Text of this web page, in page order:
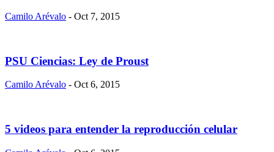
Camilo Arévalo - Oct 7, 2015
PSU Ciencias: Ley de Proust
Camilo Arévalo - Oct 6, 2015
5 videos para entender la reproducción celular